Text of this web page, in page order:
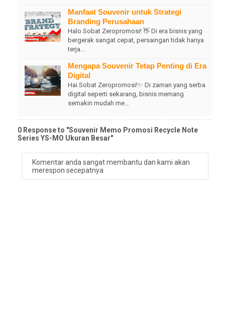
Manfaat Souvenir untuk Strategi
Branding Perusahaan
Halo Sobat Zeropromosi! 👋 Di era bisnis yang
bergerak sangat cepat, persaingan tidak hanya
terja…
Mengapa Souvenir Tetap Penting di Era
Digital
Hai Sobat Zeropromosi!✨ Di zaman yang serba
digital seperti sekarang, bisnis memang
semakin mudah me…
0 Response to "Souvenir Memo Promosi Recycle Note
Series YS-MO Ukuran Besar"
Komentar anda sangat membantu dan kami akan
merespon secepatnya